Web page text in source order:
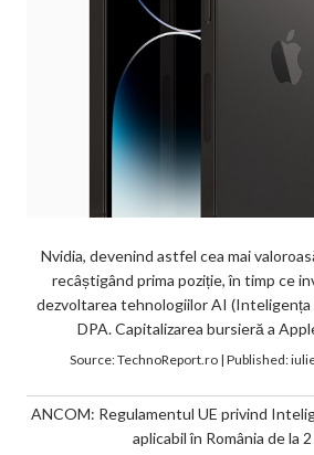
Nvidia, devenind astfel cea mai
recâștigând prima poziție, în timp ce
dezvoltarea tehnologiilor AI
DPA. Capitalizarea bursieră a
Source:TechnoReport.ro| Published:
ANCOM: Regulamentul UE privind
aplicabil în România de la